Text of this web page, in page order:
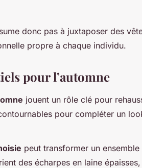
donc pas à juxtaposer des
propre à chaque individu.
pour l’automne
jouent un rôle clé pour
pour compléter un
peut transformer un
des écharpes en laine